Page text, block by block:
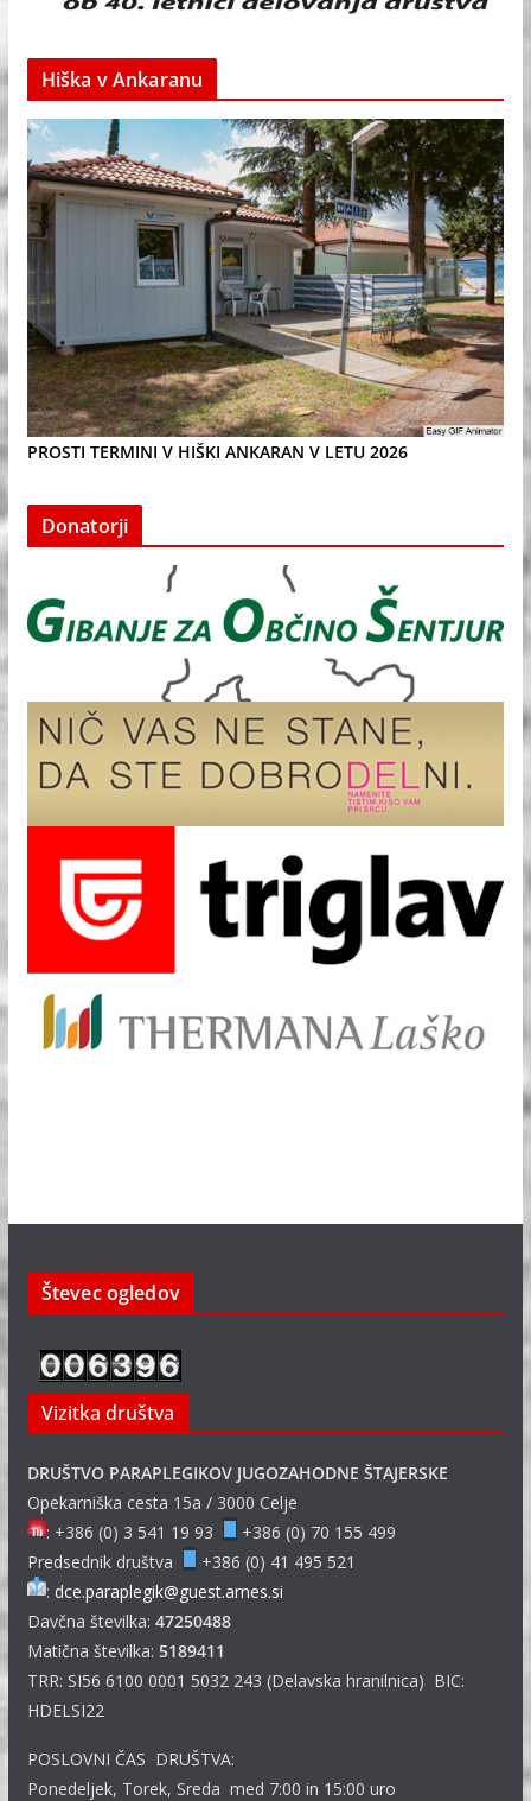
Hiška v Ankaranu
PROSTI TERMINI V HIŠKI ANKARAN V LETU 2026
Donatorji
Števec ogledov
Vizitka društva
DRUŠTVO PARAPLEGIKOV JUGOZAHODNE ŠTAJERSKE
Opekarniška cesta 15a / 3000 Celje
: +386 (0) 3 541 19 93
+386 (0) 70 155 499
Predsednik društva
+386 (0) 41 495 521
: dce.paraplegik@guest.arnes.si
Davčna številka: 47250488
Matična številka: 5189411
TRR: SI56 6100 0001 5032 243 (Delavska hranilnica) BIC:
HDELSI22
POSLOVNI ČAS DRUŠTVA:
Ponedeljek, Torek, Sreda med 7:00 in 15:00 uro